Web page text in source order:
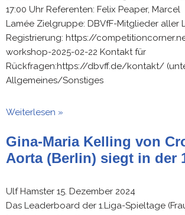
17:00 Uhr Referenten: Felix Peaper, Marcel
Lamée Zielgruppe: DBVfF-Mitglieder aller
Registrierung: https://
workshop-2025-02-22 Kontakt für
Rückfragen:https://dbvff.de/kontakt/
Allgemeines/Sonstiges
Weiterlesen »
Gina-Maria Kelling von
Aorta (Berlin) siegt in der
Ulf Hamster 15. Dezember 2024
Das Leaderboard der 1.Liga-Spieltage